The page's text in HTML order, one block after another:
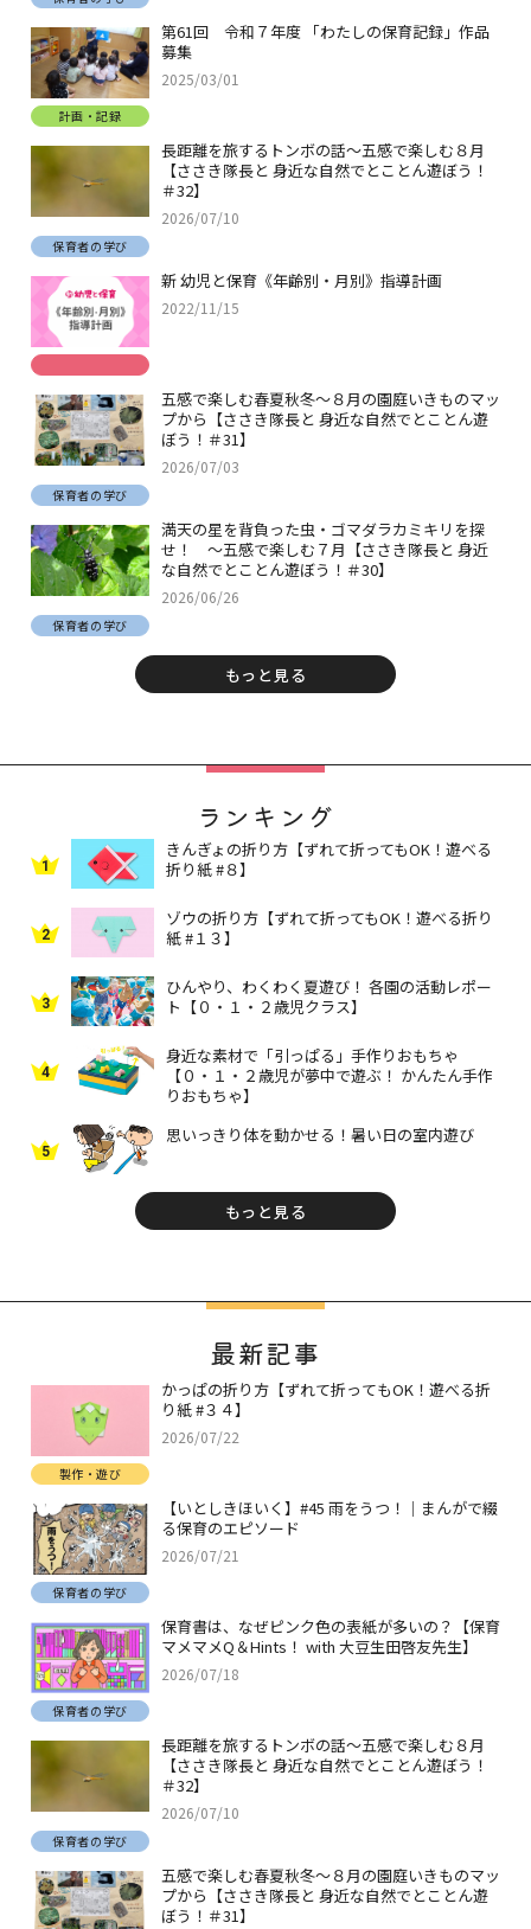
第61回 令和７年度 「わたしの保育記録」作品
募集
2025/03/01
計画・記録
長距離を旅するトンボの話～五感で楽しむ８月
【ささき隊長と 身近な自然でとことん遊ぼう！
＃32】
2026/07/10
保育者の学び
新 幼児と保育《年齢別・月別》指導計画
2022/11/15
五感で楽しむ春夏秋冬～８月の園庭いきものマッ
プから【ささき隊長と 身近な自然でとことん遊
ぼう！＃31】
2026/07/03
保育者の学び
満天の星を背負った虫・ゴマダラカミキリを探
せ！ ～五感で楽しむ７月【ささき隊長と 身近
な自然でとことん遊ぼう！＃30】
2026/06/26
保育者の学び
もっと見る
ランキング
1
きんぎょの折り方【ずれて折ってもOK！遊べる
折り紙 #８】
2
ゾウの折り方【ずれて折ってもOK！遊べる折り
紙 #１３】
3
ひんやり、わくわく夏遊び！ 各園の活動レポー
ト【０・１・２歳児クラス】
4
身近な素材で「引っぱる」手作りおもちゃ
【０・１・２歳児が夢中で遊ぶ！ かんたん手作
りおもちゃ】
5
思いっきり体を動かせる！暑い日の室内遊び
もっと見る
最新記事
かっぱの折り方【ずれて折ってもOK！遊べる折
り紙 #３４】
2026/07/22
製作・遊び
【いとしきほいく】#45 雨をうつ！｜まんがで綴
る保育のエピソード
2026/07/21
保育者の学び
保育書は、なぜピンク色の表紙が多いの？【保育
マメマメQ＆Hints！ with 大豆生田啓友先生】
2026/07/18
保育者の学び
長距離を旅するトンボの話～五感で楽しむ８月
【ささき隊長と 身近な自然でとことん遊ぼう！
＃32】
2026/07/10
保育者の学び
五感で楽しむ春夏秋冬～８月の園庭いきものマッ
プから【ささき隊長と 身近な自然でとことん遊
ぼう！＃31】